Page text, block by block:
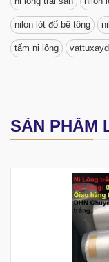
nilon lót đổ bê tông
tấm ni lông
SẢN PHẨM